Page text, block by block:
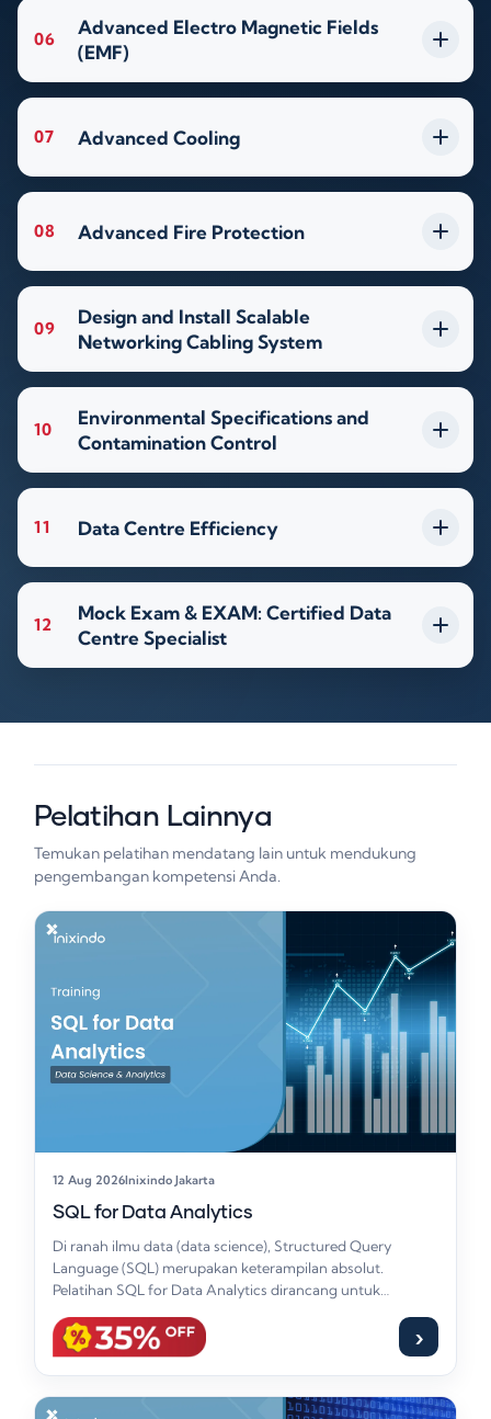
06
Advanced Electro Magnetic Fields
(EMF)
07 Advanced Cooling
08 Advanced Fire Protection
09
Design and Install Scalable
Networking Cabling System
10
Environmental Specifications and
Contamination Control
11 Data Centre Efficiency
12
Mock Exam & EXAM: Certified Data
Centre Specialist
Pelatihan Lainnya
Temukan pelatihan mendatang lain untuk mendukung
pengembangan kompetensi Anda.
12 Aug 2026Inixindo Jakarta
SQL for Data Analytics
Di ranah ilmu data (data science), Structured Query
Language (SQL) merupakan keterampilan absolut.
Pelatihan SQL for Data Analytics dirancang untuk
›